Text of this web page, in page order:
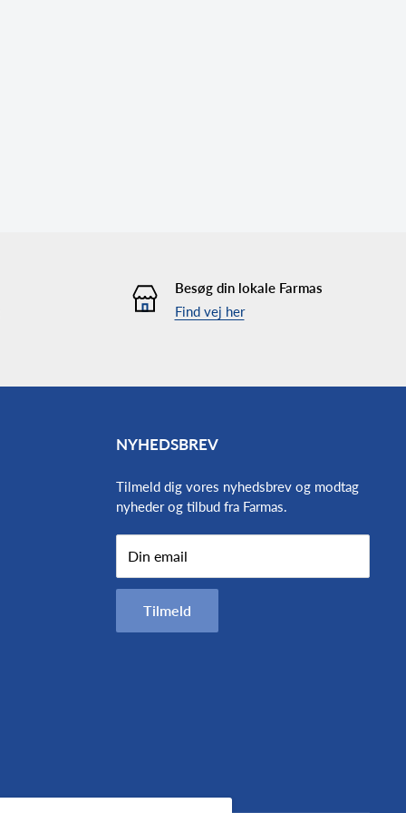
Besøg din lokale Farmas
Find vej her
NYHEDSBREV
Tilmeld dig vores nyhedsbrev og modtag
nyheder og tilbud fra Farmas.
Din email
Tilmeld